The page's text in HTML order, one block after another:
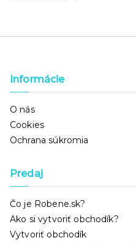
Informácie
O nás
Cookies
Ochrana súkromia
Predaj
Čo je Robene.sk?
Ako si vytvoriť obchodík?
Vytvoriť obchodík